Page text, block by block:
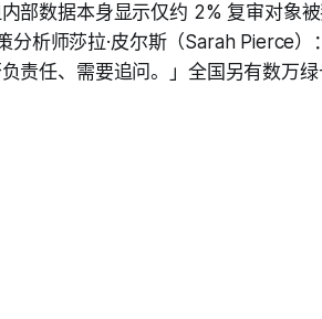
部数据本身显示仅约 2% 复审对象
分析师莎拉·皮尔斯（Sarah Pierce
责任、需要追问。」全国另有数万绿